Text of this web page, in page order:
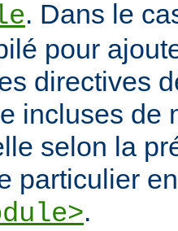
. Dans le
pour
directives
incluses de
selon la
particulier
.